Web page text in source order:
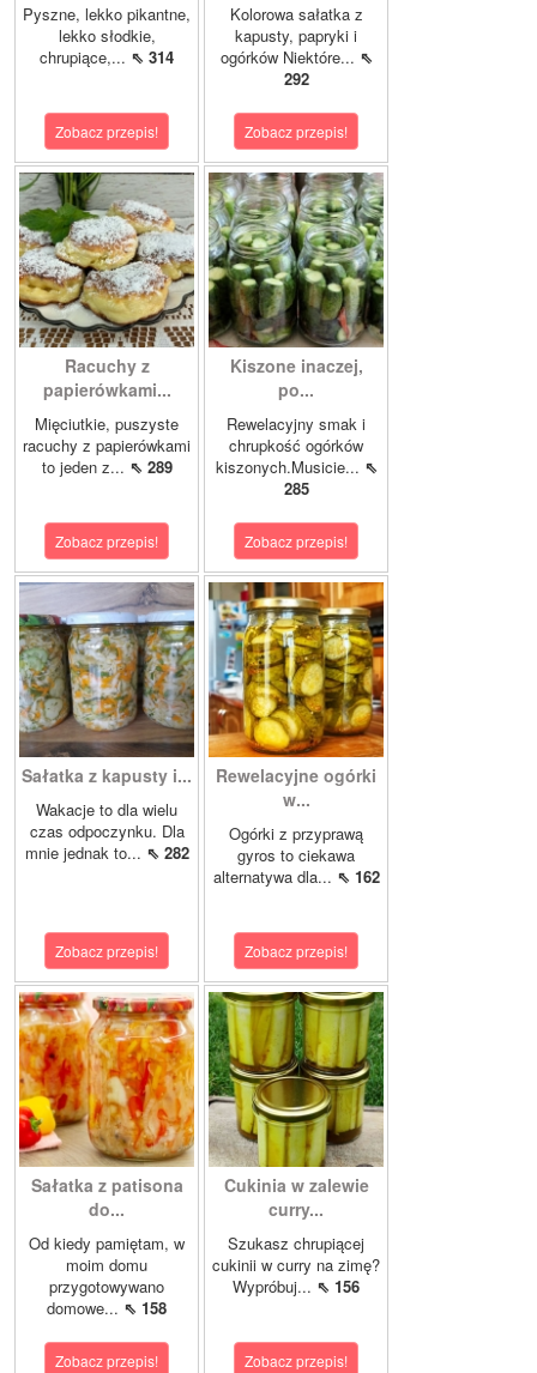
Pyszne, lekko pikantne,
lekko słodkie,
chrupiące,... ⇖ 314
Zobacz przepis!
Kolorowa sałatka z
kapusty, papryki i
ogórków Niektóre... ⇖
292
Zobacz przepis!
Racuchy z
papierówkami...
Mięciutkie, puszyste
racuchy z papierówkami
to jeden z... ⇖ 289
Zobacz przepis!
Kiszone inaczej,
po...
Rewelacyjny smak i
chrupkość ogórków
kiszonych.Musicie... ⇖
285
Zobacz przepis!
Sałatka z kapusty i...
Wakacje to dla wielu
czas odpoczynku. Dla
mnie jednak to... ⇖ 282
Zobacz przepis!
Rewelacyjne ogórki
w...
Ogórki z przyprawą
gyros to ciekawa
alternatywa dla... ⇖ 162
Zobacz przepis!
Sałatka z patisona
do...
Od kiedy pamiętam, w
moim domu
przygotowywano
domowe... ⇖ 158
Zobacz przepis!
Cukinia w zalewie
curry...
Szukasz chrupiącej
cukinii w curry na zimę?
Wypróbuj... ⇖ 156
Zobacz przepis!